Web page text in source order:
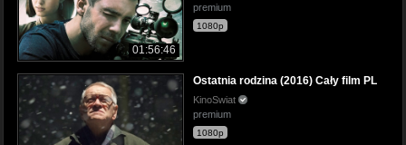
01:56:46
premium
1080p
Ostatnia rodzina (2016) Cały film PL
KinoSwiat
premium
1080p